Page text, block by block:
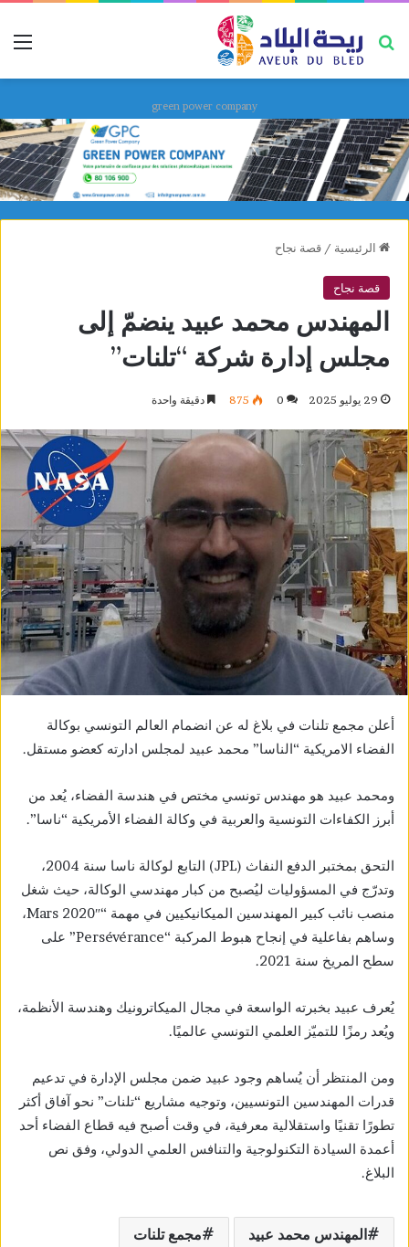
بحث عن
green power company
الرئيسية / قصة نجاح
قصة نجاح
المهندس محمد عبيد ينضمّ إلى
مجلس إدارة شركة “تلنات”
29 يوليو 2025 0
875 دقيقة واحدة
أعلن مجمع تلنات في بلاغ له عن انضمام العالم التونسي بوكالة
الفضاء الامريكية “الناسا” محمد عبيد لمجلس ادارته كعضو مستقل.
ومحمد عبيد هو مهندس تونسي مختص في هندسة الفضاء، يُعد من
أبرز الكفاءات التونسية والعربية في وكالة الفضاء الأمريكية “ناسا”.
التحق بمختبر الدفع النفاث (JPL) التابع لوكالة ناسا سنة 2004،
وتدرّج في المسؤوليات ليُصبح من كبار مهندسي الوكالة، حيث شغل
منصب نائب كبير المهندسين الميكانيكيين في مهمة “Mars 2020″،
وساهم بفاعلية في إنجاح هبوط المركبة “Persévérance” على
سطح المريخ سنة 2021.
يُعرف عبيد بخبرته الواسعة في مجال الميكاترونيك وهندسة الأنظمة،
ويُعد رمزًا للتميّز العلمي التونسي عالميًا.
ومن المنتظر أن يُساهم وجود عبيد ضمن مجلس الإدارة في تدعيم
قدرات المهندسين التونسيين، وتوجيه مشاريع “تلنات” نحو آفاق أكثر
تطورًا تقنيًا واستقلالية معرفية، في وقت أصبح فيه قطاع الفضاء أحد
أعمدة السيادة التكنولوجية والتنافس العلمي الدولي، وفق نص
البلاغ.
المهندس محمد عبيد مجمع تلنات